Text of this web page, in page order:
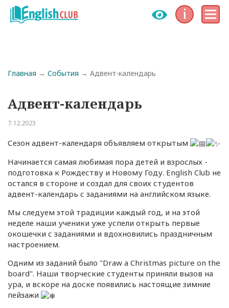
Инфо Меню
Строка навигации
Главная События Адвент-календарь
Адвент-календарь
7.12.2023
Сезон адвент-календаря объявляем открытым
Начинается самая любимая пора детей и взрослых -
подготовка к Рождеству и Новому Году. English Club не
остался в стороне и создал для своих студентов
адвент-календарь с заданиями на английском языке.
Мы следуем этой традиции каждый год, и на этой
неделе наши ученики уже успели открыть первые
окошечки с заданиями и вдохновились праздничным
настроением.
Одним из заданий было "Draw a Christmas picture on the
board". Наши творческие студенты приняли вызов на
ура, и вскоре на доске появились настоящие зимние
пейзажи